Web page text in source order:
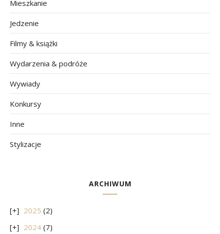
Mieszkanie
Jedzenie
Filmy & książki
Wydarzenia & podróże
Wywiady
Konkursy
Inne
Stylizacje
ARCHIWUM
2025 (2)
2024 (7)